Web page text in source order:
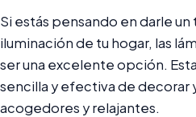
Si estás pensando en darle
iluminación de tu hogar, las
ser una excelente opción.
sencilla y efectiva de decorar
acogedores y relajantes.